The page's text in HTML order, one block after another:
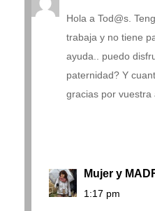
Hola a Tod@s.
trabaja y no tiene
ayuda.. puedo
paternidad? Y
gracias por vuestra
Mujer y
1:17 pm